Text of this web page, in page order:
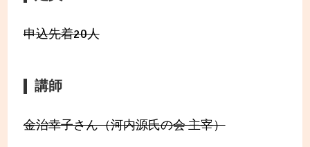
申込先着20人
講師
金治幸子さん（河内源氏の会 主宰）